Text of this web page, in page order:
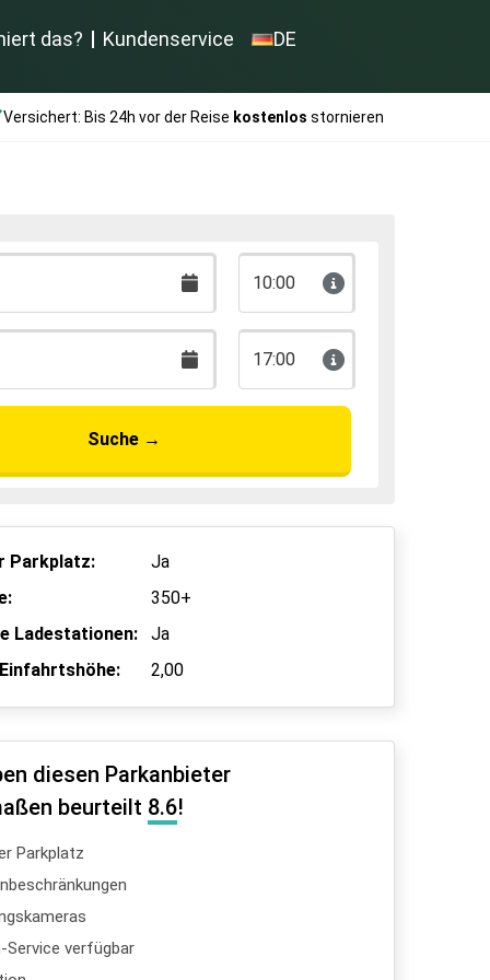
das? Kundenservice DE
Versichert: Bis 24h vor der Reise kostenlos stornieren
10:00
17:00
Suche →
Parkplatz:
Ja
350+
Ladestationen:
Ja
2,00
diesen Parkanbieter
beurteilt 8.6!
Parkplatz
verfügbar